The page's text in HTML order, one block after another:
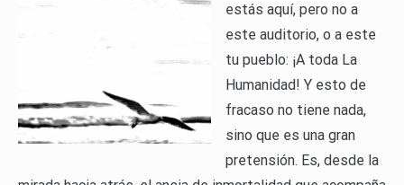
estás aquí, pero no a
este auditorio, o a este
tu pueblo: ¡A toda La
Humanidad! Y esto de
fracaso no tiene nada,
sino que es una gran
pretensión. Es, desde la